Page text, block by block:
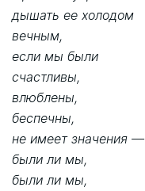
дышать ее холодом
вечным,
если мы были
счастливы,
влюблены,
беспечны,
не имеет значения —
были ли мы,
были ли мы,